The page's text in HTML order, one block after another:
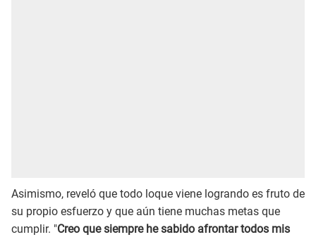
Asimismo, reveló que todo loque viene logrando es fruto de
su propio esfuerzo y que aún tiene muchas metas que
cumplir. "Creo que siempre he sabido afrontar todos mis